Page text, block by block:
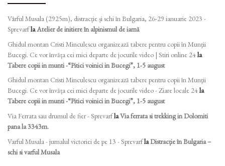
Vârful Musala (2925m), distracție și schi în Bulgaria, 26-29 ianuarie 2023 -
SprevarflaAtelier de initiere în alpinismul de iarnă
Ghidul montan Cristi Minculescu organizează tabere pentru copii în Munţii
Bucegi. Ce vor învăța cei mici departe de jocurile video | Stiri online 24la
Tabere copii in munti -“Pitici voinici in Bucegi”, 1-5 august
Ghidul montan Cristi Minculescu organizează tabere pentru copii în Munţii
Bucegi. Ce vor învăța cei mici departe de jocurile video - Ziare locale 24la
Tabere copii in munti -“Pitici voinici in Bucegi”, 1-5 august
Via Ferrata sau drumul de fier - SprevarflaVia ferrata si trekking in Dolomiti
pana la 3343m.
Varful Musala - jurnalul victoriei de pe 13 - SprevarflaDistracție în Bulgaria –
schi si varful Musala